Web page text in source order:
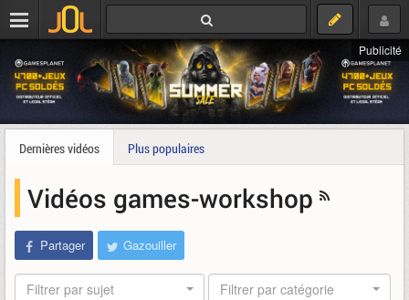
Publicité
Dernières vidéos Plus populaires
Vidéos games-workshop
Partager Gazouiller
Filtrer par sujet Filtrer par catégorie